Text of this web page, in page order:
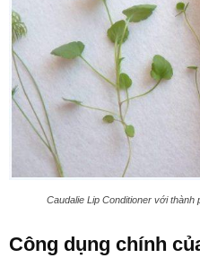
Caudalie Lip Conditioner với thành
Công dụng chính